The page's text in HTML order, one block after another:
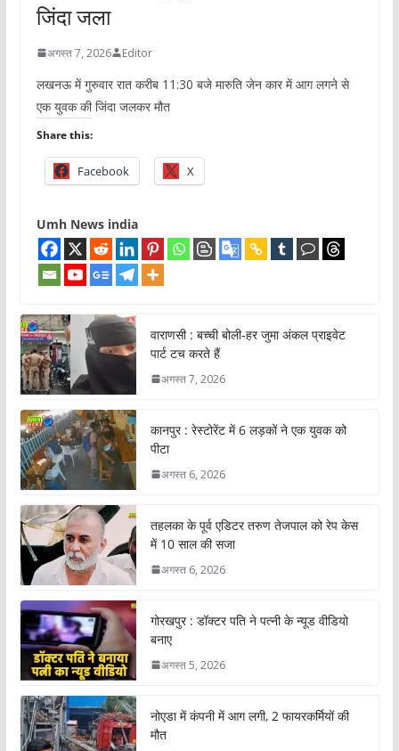
जिंदा जला
अगस्त 7, 2026 Editor
लखनऊ में गुरुवार रात करीब 11:30 बजे मारुति जेन कार में आग लगने से
एक युवक की जिंदा जलकर मौत
Share this:
Facebook X
Umh News india
वाराणसी : बच्ची बोली-हर जुमा अंकल प्राइवेट
पार्ट टच करते हैं
अगस्त 7, 2026
कानपुर : रेस्टोरेंट में 6 लड़कों ने एक युवक को
पीटा
अगस्त 6, 2026
तहलका के पूर्व एडिटर तरुण तेजपाल को रेप केस
में 10 साल की सजा
अगस्त 6, 2026
गोरखपुर : डॉक्टर पति ने पत्नी के न्यूड वीडियो
बनाए
अगस्त 5, 2026
नोएडा में कंपनी में आग लगी, 2 फायरकर्मियों की
मौत